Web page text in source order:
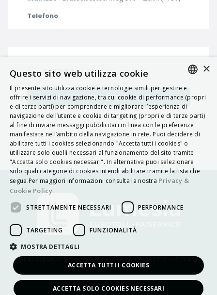
Telefono
MAPPA
Navigatore
©FAI SERVICE S.Coop. – REA CCIAA CN 183718 – P.IVA:
02654640040
ITALIAN
ENGLISH
FRENCH
HUNGARIAN
DEUTSCH
POLSKI
PORTUGUÊS
×
Questo sito web utilizza cookie
Il presente sito utilizza cookie e tecnologie simili per gestire e
offrire i servizi di navigazione, tra cui cookie di performance (propri
e di terze parti) per comprendere e migliorare l’esperienza di
navigazione dell’utente e cookie di targeting (propri e di terze parti)
al fine di inviare messaggi pubblicitari in linea con le preferenze
manifestate nell’ambito della navigazione in rete. Puoi decidere di
abilitare tutti i cookies selezionando "Accetta tutti i cookies" o
utilizzare solo quelli necessari al funzionamento del sito tramite
"Accetta solo cookies necessari". In alternativa puoi selezionare
solo quali categorie di cookies intendi abilitare tramite la lista che
segue.Per maggiori informazioni consulta la nostra Privacy &
Cookie Policy
STRETTAMENTE NECESSARI PERFORMANCE
TARGETING FUNZIONALITÀ
MOSTRA DETTAGLI
ACCETTA TUTTI I COOKIES
ACCETTA SOLO COOKIES NECESSARI